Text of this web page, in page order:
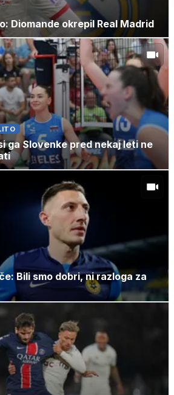
Diomande okrepil Real Madrid
ga Slovenke pred nekaj leti ne
Bili smo dobri, ni razloga za